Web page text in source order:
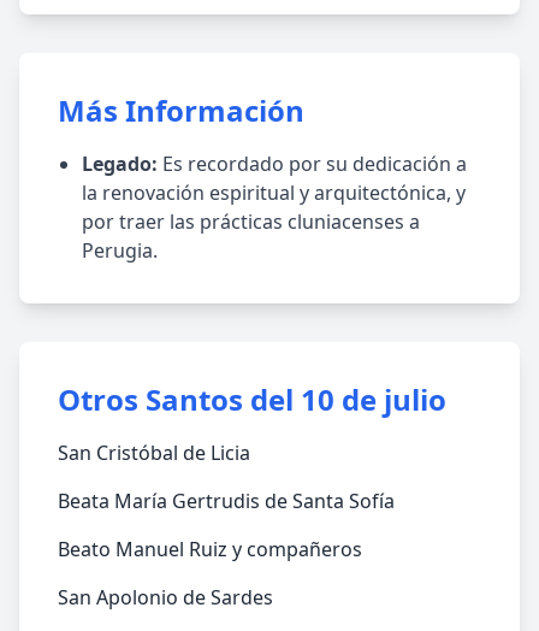
Más Información
Legado: Es recordado por su dedicación a
la renovación espiritual y arquitectónica, y
por traer las prácticas cluniacenses a
Perugia.
Otros Santos del 10 de julio
San Cristóbal de Licia
Beata María Gertrudis de Santa Sofía
Beato Manuel Ruiz y compañeros
San Apolonio de Sardes